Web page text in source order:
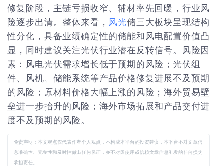
修复阶段，主链亏损收窄、辅材率先回暖，行业风
险逐步出清。整体来看， 风光储三大板块呈现结构
性分化，具备业绩确定性的储能和风电配置价值凸
显，同时建议关注光伏行业潜在反转信号。风险因
素：风电光伏需求增长低于预期的风险；光伏组
件、风机、储能系统等产品价格修复进展不及预期
的风险；原材料价格大幅上涨的风险；海外贸易壁
垒进一步抬升的风险；海外市场拓展和产品交付进
度不及预期的风险。
免责声明：本文观点仅代表作者个人观点，不构成本平台的投资建议，本平台不对文章信
息准确性、完整性和及时性做出任何保证，亦不对因使用或信赖文章信息引发的任何损失
承担责任。